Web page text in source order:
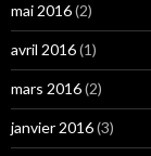
mai 2016(2)
avril 2016(1)
mars 2016(2)
janvier 2016(3)